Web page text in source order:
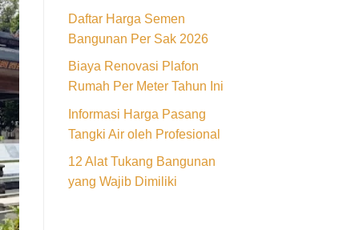
Daftar Harga Semen
Bangunan Per Sak 2026
Biaya Renovasi Plafon
Rumah Per Meter Tahun Ini
Informasi Harga Pasang
Tangki Air oleh Profesional
12 Alat Tukang Bangunan
yang Wajib Dimiliki